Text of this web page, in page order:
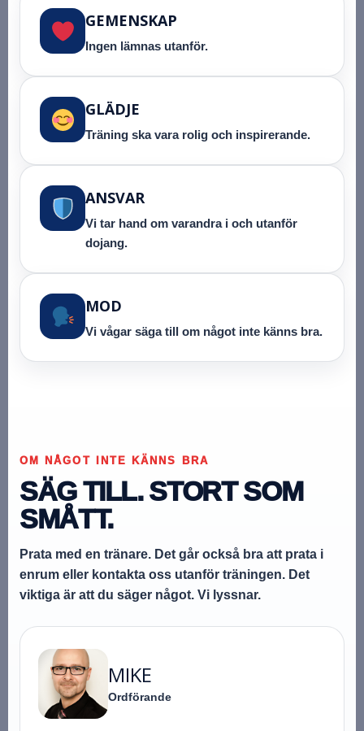
GEMENSKAP
Ingen lämnas utanför.
GLÄDJE
Träning ska vara rolig och inspirerande.
ANSVAR
Vi tar hand om varandra i och utanför
dojang.
MOD
Vi vågar säga till om något inte känns bra.
OM NÅGOT INTE KÄNNS BRA
SÄG TILL. STORT SOM
SMÅTT.
Prata med en tränare. Det går också bra att prata i
enrum eller kontakta oss utanför träningen. Det
viktiga är att du säger något. Vi lyssnar.
MIKE
Ordförande